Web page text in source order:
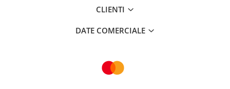
CLIENTI
DATE COMERCIALE